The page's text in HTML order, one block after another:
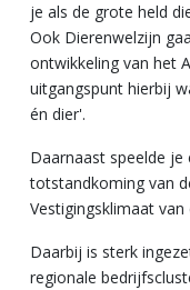
je als de grote held
Ook Dierenwelzijn
ontwikkeling van het
uitgangspunt hierbij
én dier'.
Daarnaast speelde
totstandkoming van
Vestigingsklimaat van
Daarbij is sterk
regionale